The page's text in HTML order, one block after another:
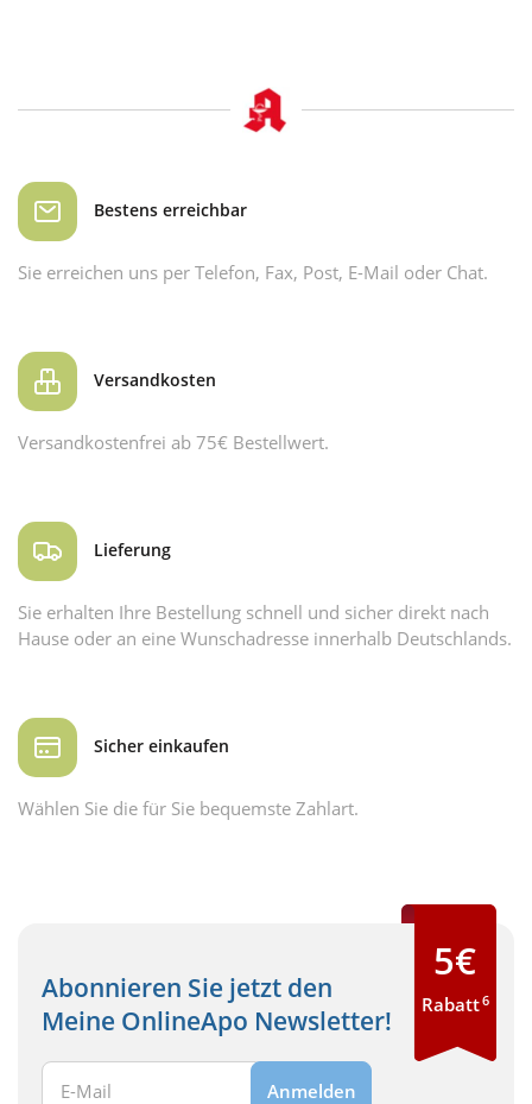
Bestens erreichbar
Sie erreichen uns per Telefon, Fax, Post, E-Mail oder Chat.
Versandkosten
Versandkostenfrei ab 75€ Bestellwert.
Lieferung
Sie erhalten Ihre Bestellung schnell und sicher direkt nach
Hause oder an eine Wunschadresse innerhalb Deutschlands.
Sicher einkaufen
Wählen Sie die für Sie bequemste Zahlart.
Abonnieren Sie jetzt den
Meine OnlineApo Newsletter!
Ihre E-Mail Adresse:
Anmelden
5€
Rabatt6